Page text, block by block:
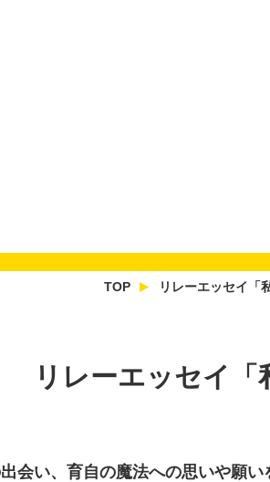
TOP リレーエッセイ「
リレーエッセイ「
会い、育自の魔法への思いや願